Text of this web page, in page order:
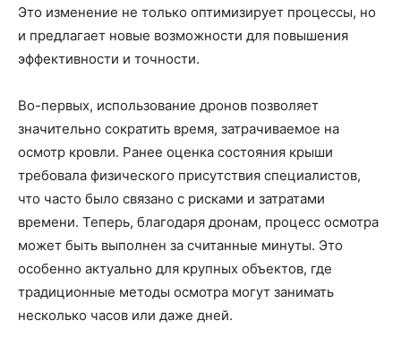
Это изменение не только оптимизирует процессы, но
и предлагает новые возможности для повышения
эффективности и точности.
Во-первых, использование дронов позволяет
значительно сократить время, затрачиваемое на
осмотр кровли. Ранее оценка состояния крыши
требовала физического присутствия специалистов,
что часто было связано с рисками и затратами
времени. Теперь, благодаря дронам, процесс осмотра
может быть выполнен за считанные минуты. Это
особенно актуально для крупных объектов, где
традиционные методы осмотра могут занимать
несколько часов или даже дней.